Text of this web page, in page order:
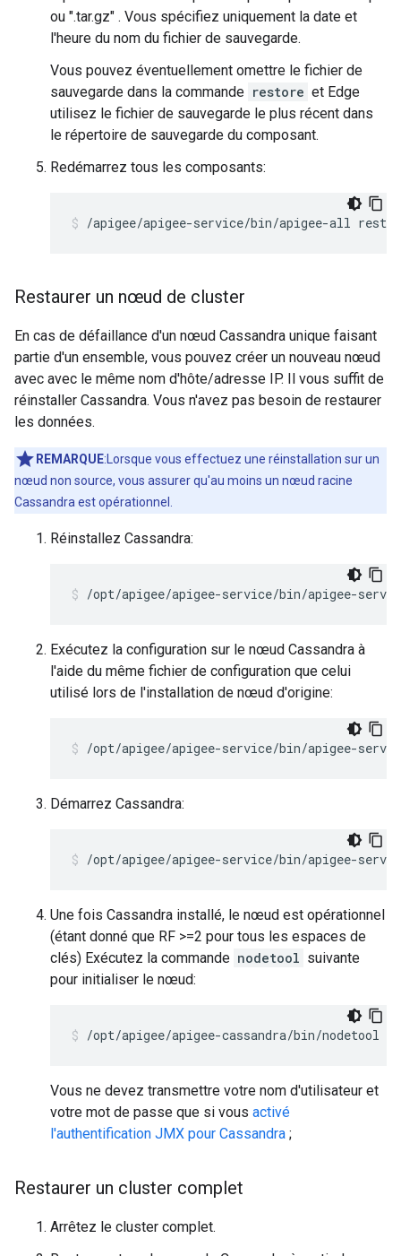
ou ".tar.gz" . Vous spécifiez uniquement la date et
l'heure du nom du fichier de sauvegarde.
Vous pouvez éventuellement omettre le fichier de
sauvegarde dans la commande restore et Edge
utilisez le fichier de sauvegarde le plus récent dans
le répertoire de sauvegarde du composant.
Redémarrez tous les composants:
/apigee/apigee-service/bin/apigee-all
Restaurer un nœud de cluster
En cas de défaillance d'un nœud Cassandra unique faisant
partie d'un ensemble, vous pouvez créer un nouveau nœud
avec avec le même nom d'hôte/adresse IP. Il vous suffit de
réinstaller Cassandra. Vous n'avez pas besoin de restaurer
les données.
REMARQUE:Lorsque vous effectuez une réinstallation sur un
nœud non source, vous assurer qu'au moins un nœud racine
Cassandra est opérationnel.
Réinstallez Cassandra:
/opt/apigee/apigee-service/bin/apigee-
Exécutez la configuration sur le nœud Cassandra à
l'aide du même fichier de configuration que celui
utilisé lors de l'installation de nœud d'origine:
/opt/apigee/apigee-service/bin/apigee-
Démarrez Cassandra:
/opt/apigee/apigee-service/bin/apigee-
Une fois Cassandra installé, le nœud est opérationnel
(étant donné que RF >=2 pour tous les espaces de
clés) Exécutez la commande nodetool suivante
pour initialiser le nœud:
/opt/apigee/apigee-cassandra/bin/nodetool
Vous ne devez transmettre votre nom d'utilisateur et
votre mot de passe que si vous activé
l'authentification JMX pour Cassandra ;
Restaurer un cluster complet
Arrêtez le cluster complet.